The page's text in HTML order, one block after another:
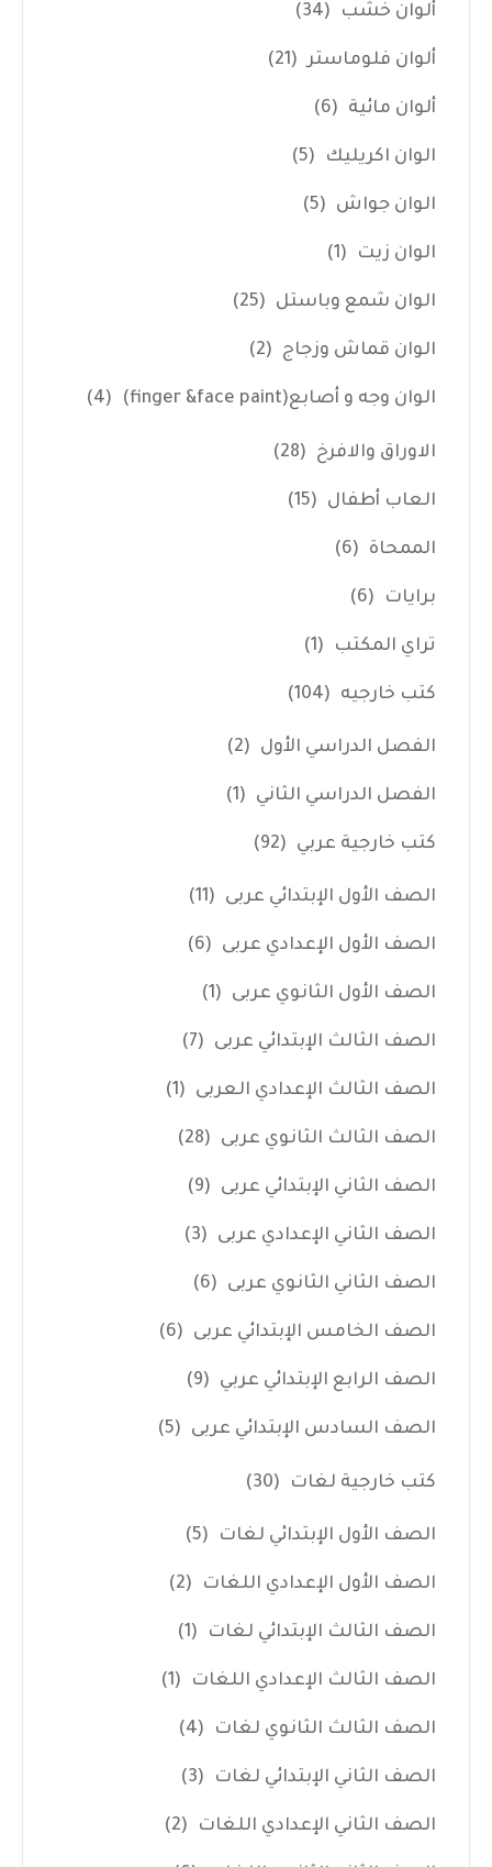
ألوان خشب (34)
ألوان فلوماستر (21)
ألوان مائية (6)
الوان اكريليك (5)
الوان جواش (5)
الوان زيت (1)
الوان شمع وباستل (25)
الوان قماش وزجاج (2)
الوان وجه و أصابع(finger &face paint) (4)
الاوراق والافرخ (28)
العاب أطفال (15)
الممحاة (6)
برايات (6)
تراي المكتب (1)
كتب خارجيه (104)
الفصل الدراسي الأول (2)
الفصل الدراسي الثاني (1)
كتب خارجية عربي (92)
الصف الأول الإبتدائي عربى (11)
الصف الأول الإعدادي عربى (6)
الصف الأول الثانوي عربى (1)
الصف الثالث الإبتدائي عربى (7)
الصف الثالث الإعدادي العربى (1)
الصف الثالث الثانوي عربى (28)
الصف الثاني الإبتدائي عربى (9)
الصف الثاني الإعدادي عربى (3)
الصف الثاني الثانوي عربى (6)
الصف الخامس الإبتدائي عربى (6)
الصف الرابع الإبتدائي عربي (9)
الصف السادس الإبتدائي عربى (5)
كتب خارجية لغات (30)
الصف الأول الإبتدائي لغات (5)
الصف الأول الإعدادي اللغات (2)
الصف الثالث الإبتدائي لغات (1)
الصف الثالث الإعدادي اللغات (1)
الصف الثالث الثانوي لغات (4)
الصف الثاني الإبتدائي لغات (3)
الصف الثاني الإعدادي اللغات (2)